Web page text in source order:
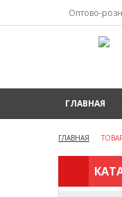
Оптово-
ГЛАВНАЯ
ГЛАВНАЯ